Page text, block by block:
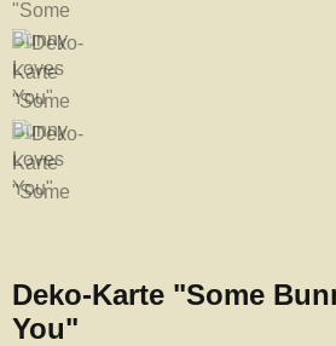
Deko-Karte "Some
You"